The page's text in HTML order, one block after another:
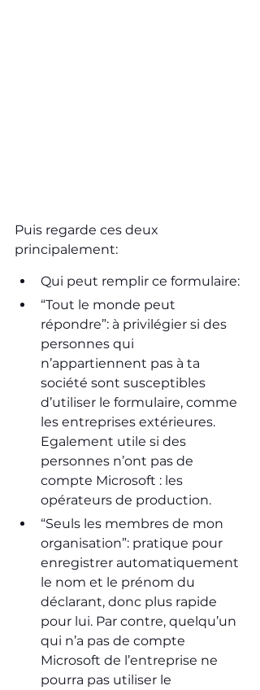
Puis regarde ces deux
principalement:
Qui peut remplir ce formulaire:
“Tout le monde peut
répondre”: à privilégier si des
personnes qui
n’appartiennent pas à ta
société sont susceptibles
d’utiliser le formulaire, comme
les entreprises extérieures.
Egalement utile si des
personnes n’ont pas de
compte Microsoft : les
opérateurs de production.
“Seuls les membres de mon
organisation”: pratique pour
enregistrer automatiquement
le nom et le prénom du
déclarant, donc plus rapide
pour lui. Par contre, quelqu’un
qui n’a pas de compte
Microsoft de l’entreprise ne
pourra pas utiliser le